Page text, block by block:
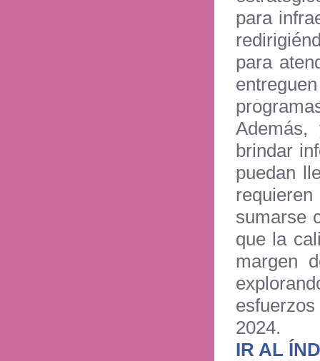
para
para
brindar
puedan
sumarse
que la
margen
2024.
IR AL